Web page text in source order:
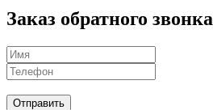
Заказ обратного звонка
Отправить